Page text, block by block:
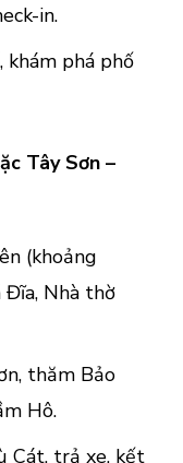
in.
phá phố
Tây Sơn –
(khoảng
Nhà thờ
thăm Bảo
Hô.
Cát, trả xe, kết